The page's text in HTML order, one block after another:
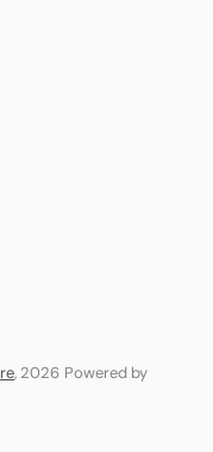
, 2026 Powered by